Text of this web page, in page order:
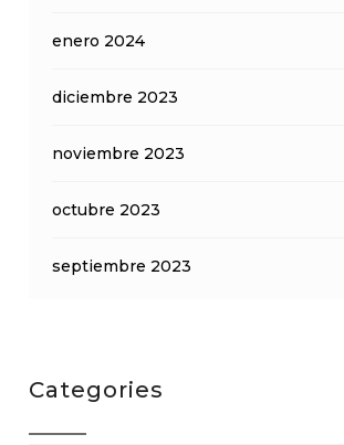
enero 2024
diciembre 2023
noviembre 2023
octubre 2023
septiembre 2023
Categories